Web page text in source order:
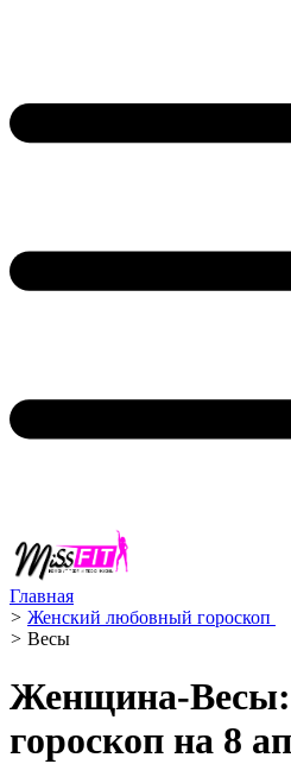
Главная
> Женский любовный гороскоп ️
> Весы ️
Женщина-
гороскоп на 8